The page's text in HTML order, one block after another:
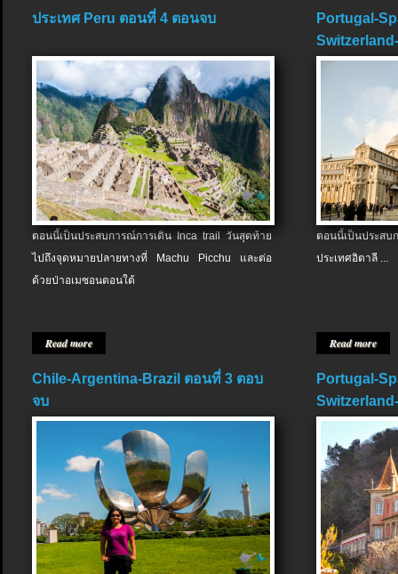
ประเทศ Peru ตอนที่ 4 ตอนจบ
ตอนนี้เป็นประสบการณ์การเดิน Inca trail วันสุดท้าย
ไปถึงจุดหมายปลายทางที่ Machu Picchu และต่อ
ด้วยป่าอเมซอนตอนใต้
Read more
Portugal-
ตอนนี้เป็นประส
ประเทศอิตาลี ...
Read more
Chile-Argentina-Brazil ตอนที่ 3 ตอบ
จบ
Portugal-